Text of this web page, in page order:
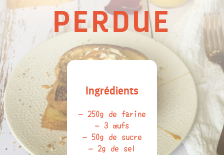
PERDUE
Ingrédients
– 250g de farine
– 3 œufs
– 50g de sucre
– 2g de sel